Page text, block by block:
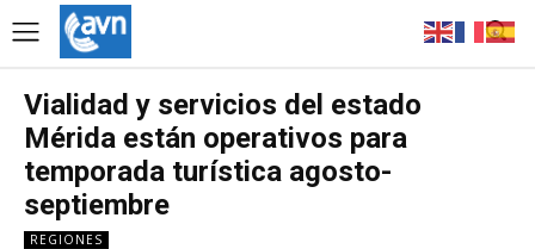
Vialidad y servicios del estado
Mérida están operativos para
temporada turística agosto-
septiembre
REGIONES